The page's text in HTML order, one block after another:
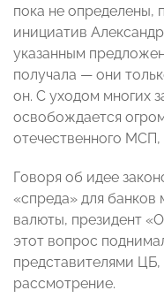
пока не определены,
инициатив
указанным
получала — они
он. С уходом многих
освобождается
отечественного
Говоря об идее
«спреда» для
валюты, президент
этот вопрос
представителями
рассмотрение.